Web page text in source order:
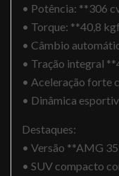
• Potência: **306
• Torque: **40,8
• Câmbio
• Tração integral
• Aceleração forte
• Dinâmica
Destaques:
• Versão **AMG
• SUV compacto